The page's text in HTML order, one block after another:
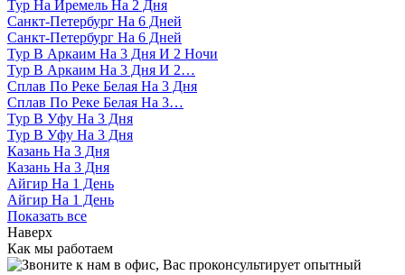
Тур На Иремель На 2 Дня
Санкт-Петербург На 6 Дней
Санкт-Петербург На 6 Дней
Тур В Аркаим На 3 Дня И 2 Ночи
Тур В Аркаим На 3 Дня И 2…
Сплав По Реке Белая На 3 Дня
Сплав По Реке Белая На 3…
Тур В Уфу На 3 Дня
Тур В Уфу На 3 Дня
Казань На 3 Дня
Казань На 3 Дня
Айгир На 1 День
Айгир На 1 День
Показать все
Наверх
Как мы работаем